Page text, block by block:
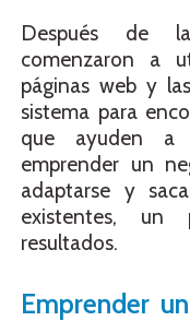
Después de
comenzaron a
páginas web y
sistema para
que ayuden a
emprender un
adaptarse y
existentes, un
resultados.
Emprender